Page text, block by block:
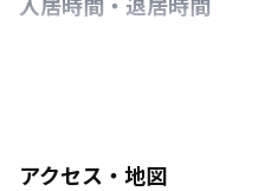
アクセス・地図